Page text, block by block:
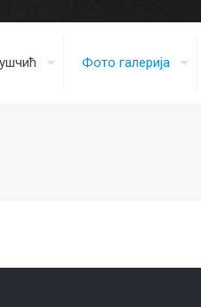
Фото галерија